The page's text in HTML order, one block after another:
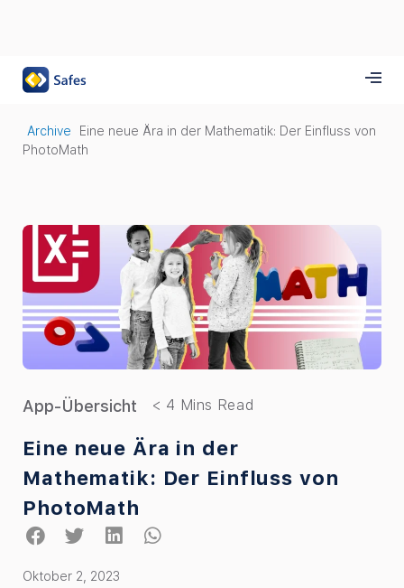
Archive
Eine neue Ära in der Mathematik: Der Einfluss von
PhotoMath
App-Übersicht
Eine neue Ära in der
Mathematik: Der Einfluss von
PhotoMath
Oktober 2, 2023